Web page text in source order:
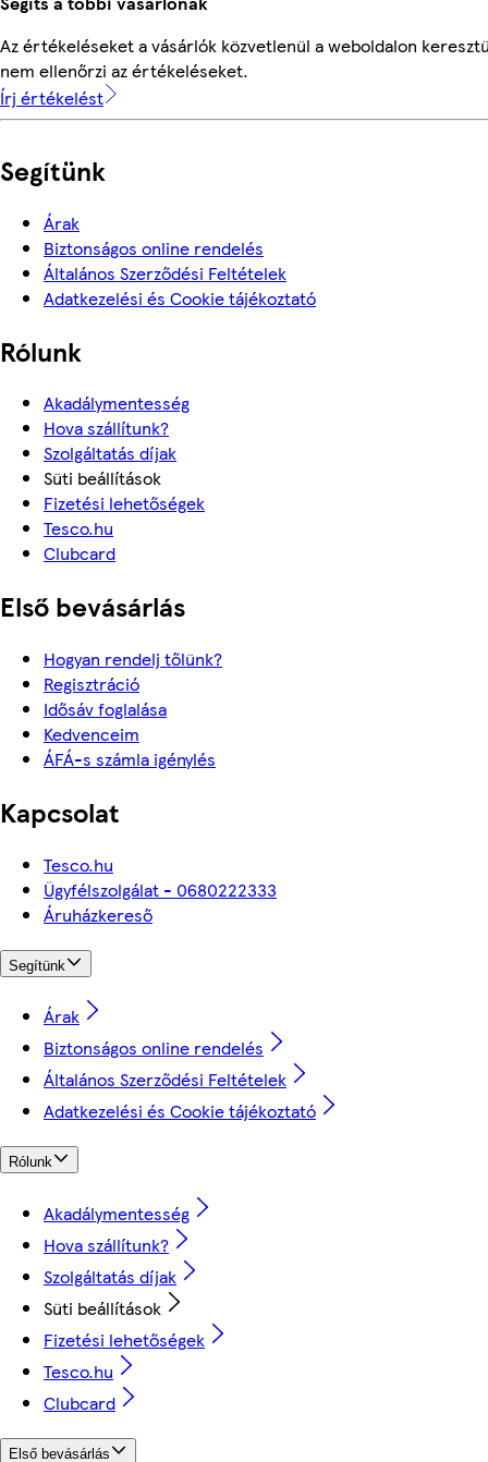
Az értékeléseket a vásárlók közvetlenül a weboldalon
nem ellenőrzi az értékeléseket.
Írj értékelést
Segítünk
Árak
Biztonságos online rendelés
Általános Szerződési Feltételek
Adatkezelési és Cookie tájékoztató
Rólunk
Akadálymentesség
Hova szállítunk?
Szolgáltatás díjak
Süti beállítások
Fizetési lehetőségek
Tesco.hu
Clubcard
Első bevásárlás
Hogyan rendelj tőlünk?
Regisztráció
Idősáv foglalása
Kedvenceim
ÁFÁ-s számla igénylés
Kapcsolat
Tesco.hu
Ügyfélszolgálat - 0680222333
Áruházkereső
Segítünk
Árak
Biztonságos online rendelés
Általános Szerződési Feltételek
Adatkezelési és Cookie tájékoztató
Rólunk
Akadálymentesség
Hova szállítunk?
Szolgáltatás díjak
Süti beállítások
Fizetési lehetőségek
Tesco.hu
Clubcard
Első bevásárlás